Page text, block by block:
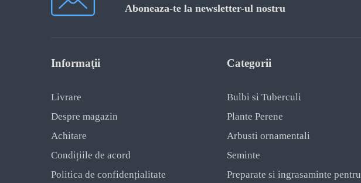
Aboneaza-te la newsletter-ul nostru
Informaţii
Livrare
Despre magazin
Achitare
Condițiile de acord
Politica de confidențialitate
Categorii
Bulbi si Tuberculi
Plante Perene
Arbusti ornamentali
Seminte
Preparate si ingrasaminte pentru